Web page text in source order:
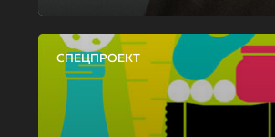
СПЕЦПРОЕКТ